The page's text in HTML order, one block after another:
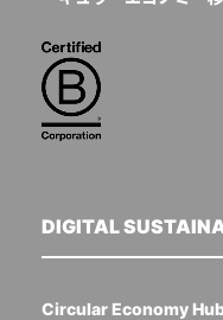
DIGITAL
Circular Economy Hub